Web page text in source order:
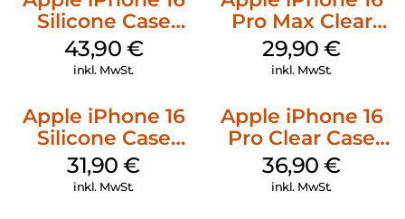
Silicone Case
MagSafe Plum
43,90 €
inkl. MwSt.
Pro Max Clear
Case MagSafe
Transparent
29,90€
inkl. MwSt.
Apple iPhone 16
Silicone Case
MagSafe Fuchsia
31,90€
inkl. MwSt.
Apple iPhone 16
Pro Clear Case
MagSafe
Transparent
36,90€
inkl. MwSt.